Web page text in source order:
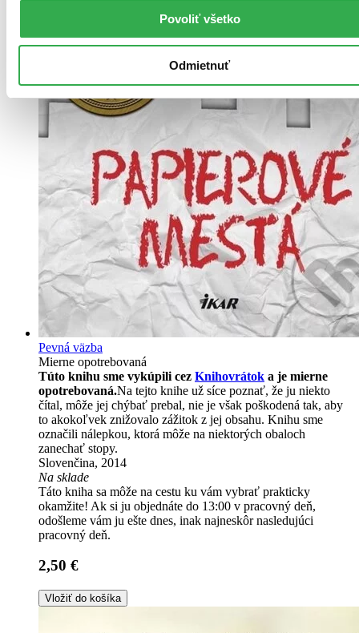
Povoliť všetko
Odmietnuť
Pevná väzba
Mierne opotrebovaná
Túto knihu sme vykúpili cez Knihovrátok a je mierne
opotrebovaná.Na tejto knihe už síce poznať, že ju niekto
čítal, môže jej chýbať prebal, nie je však poškodená tak, aby
to akokoľvek znižovalo zážitok z jej obsahu. Knihu sme
označili nálepkou, ktorá môže na niektorých obaloch
zanechať stopy.
Slovenčina, 2014
Na sklade
Táto kniha sa môže na cestu ku vám vybrať prakticky
okamžite! Ak si ju objednáte do 13:00 v pracovný deň,
odošleme vám ju ešte dnes, inak najneskôr nasledujúci
pracovný deň.
2,50 €
Vložiť do košíka